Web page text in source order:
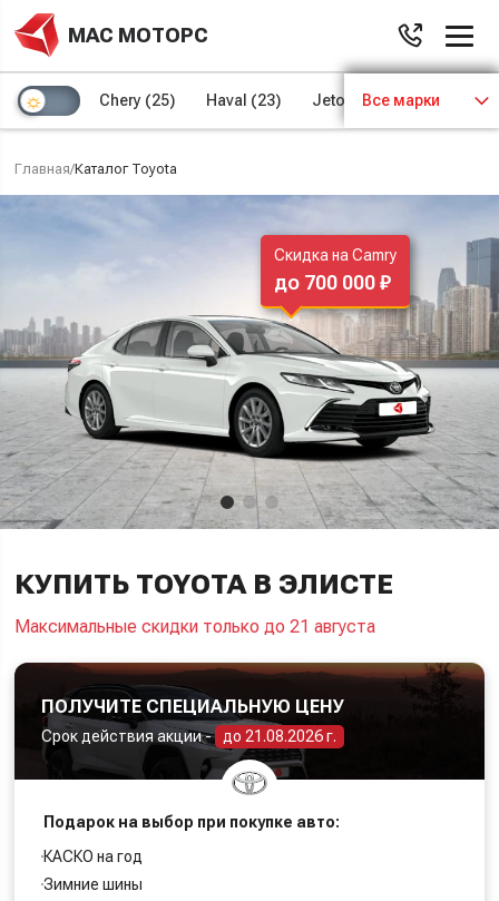
МАС МОТОРС
Chery (25) Haval (23) Jetour (8) Kaiyi (4)
Все марки
Главная/Каталог Toyota
КУПИТЬ TOYOTA В ЭЛИСТЕ
Максимальные скидки только до 21 августа
ПОЛУЧИТЕ СПЕЦИАЛЬНУЮ ЦЕНУ
Срок действия акции - до 21.08.2026 г.
Подарок на выбор при покупке авто:
КАСКО на год
Зимние шины
Скидка на Camry
до 700 000 ₽